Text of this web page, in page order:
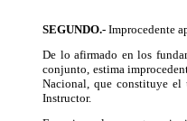
SEGUNDO.- Improcedente
De lo afirmado en los
conjunto, estima
Nacional, que constituye
Instructor.